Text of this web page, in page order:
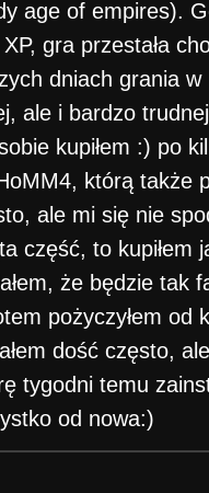
age of empires).
gra przestała
dniach grania
ale i bardzo
kupiłem :) po
którą także
ale mi się nie
część, to
że będzie tak
pożyczyłem
dość często,
tygodni temu
od nowa:)